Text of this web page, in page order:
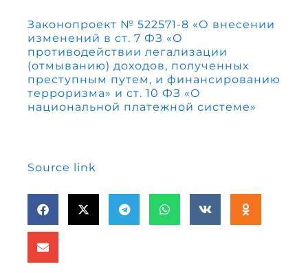
Законопроект № 522571-8 «О внесении
изменений в ст. 7 ФЗ «О
противодействии легализации
(отмыванию) доходов, полученных
преступным путем, и финансированию
терроризма» и ст. 10 ФЗ «О
национальной платежной системе»
Source link